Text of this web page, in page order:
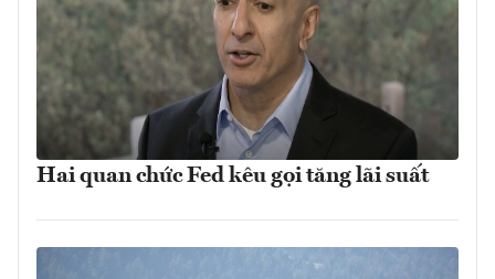
Hai quan chức Fed kêu gọi tăng lãi suất